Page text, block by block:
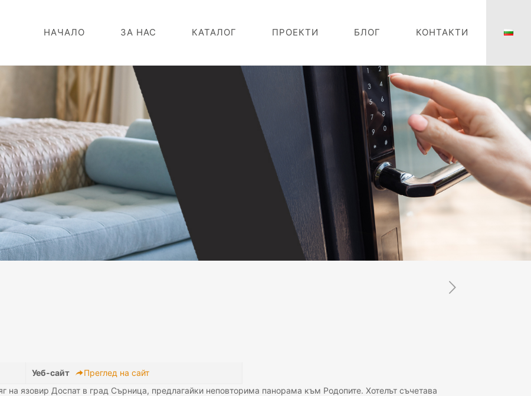
НАЧАЛО ЗА НАС КАТАЛОГ ПРОЕКТИ БЛОГ КОНТАКТИ
Уеб-сайт
Преглед на сайт
на язовир Доспат в град Сърница, предлагайки неповторима панорама към Родопите. Хотелът съчетава